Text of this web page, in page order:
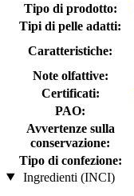
Tipo di prodotto:
Tipi di pelle adatti:
Caratteristiche:
Note olfattive:
Certificati:
PAO:
Avvertenze sulla
conservazione:
Tipo di confezione:
Ingredienti (INCI)